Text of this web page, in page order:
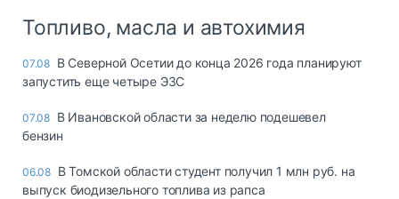
Топливо, масла и автохимия
07.08 В Северной Осетии до конца 2026 года планируют
запустить еще четыре ЭЗС
07.08 В Ивановской области за неделю подешевел
бензин
06.08 В Томской области студент получил 1 млн руб. на
выпуск биодизельного топлива из рапса